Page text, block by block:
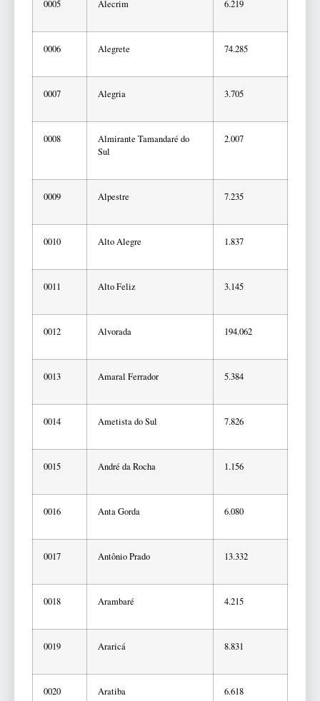
0005 Alecrim 6.219
0006 Alegrete 74.285
0007 Alegria 3.705
0008
Almirante Tamandaré do
Sul
2.007
0009 Alpestre 7.235
0010 Alto Alegre 1.837
0011 Alto Feliz 3.145
0012 Alvorada 194.062
0013 Amaral Ferrador 5.384
0014 Ametista do Sul 7.826
0015 André da Rocha 1.156
0016 Anta Gorda 6.080
0017 Antônio Prado 13.332
0018 Arambaré 4.215
0019 Araricá 8.831
0020 Aratiba 6.618